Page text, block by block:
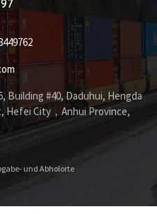
Building #40, Daduhui, Hengda
Hefei City，Anhui Province,
und Abholorte